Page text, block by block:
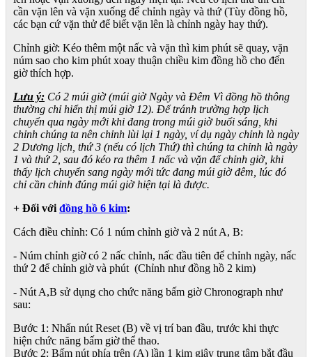
cần vặn lên và vặn xuống để chỉnh ngày và thứ (Tùy đồng hồ,
các bạn cứ vặn thử để biết vặn lên là chỉnh ngày hay thứ).
Chỉnh giờ: Kéo thêm một nấc và vặn thì kim phút sẽ quay, vặn
núm sao cho kim phút xoay thuận chiều kim đồng hồ cho đến
giờ thích hợp.
Lưu ý: Có 2 múi giờ (múi giờ Ngày và Đêm Vì đồng hồ thông
thường chỉ hiển thị múi giờ 12). Để tránh trường hợp lịch
chuyển qua ngày mới khi đang trong múi giờ buổi sáng, khi
chỉnh chúng ta nên chỉnh lùi lại 1 ngày, ví dụ ngày chỉnh là ngày
2 Dương lịch, thứ 3 (nếu có lịch Thứ) thì chúng ta chỉnh là ngày
1 và thứ 2, sau đó kéo ra thêm 1 nấc và vặn để chỉnh giờ, khi
thấy lịch chuyển sang ngày mới tức đang múi giờ đêm, lúc đó
chỉ cần chỉnh đúng múi giờ hiện tại là được.
+ Đối với đồng hồ 6 kim:
Cách điều chỉnh: Có 1 núm chỉnh giờ và 2 nút A, B:
- Núm chỉnh giờ có 2 nấc chỉnh, nấc đầu tiên để chỉnh ngày, nấc
thứ 2 để chỉnh giờ và phút (Chỉnh như đồng hồ 2 kim)
- Nút A,B sử dụng cho chức năng bấm giờ Chronograph như
sau:
Bước 1: Nhấn nút Reset (B) về vị trí ban đầu, trước khi thực
hiện chức năng bấm giờ thể thao.
Bước 2: Bấm nút phía trên (A) lần 1 kim giây trung tâm bắt đầu